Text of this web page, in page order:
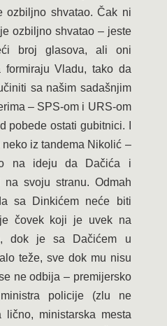
ozbiljno shvatao. Čak ni
ozbiljno shvatao – jeste
broj glasova, ali oni
formiraju Vladu, tako da
sa našim sadašnjim
– SPS-om i URS-om
pobede ostati gubitnici. I
iz tandema Nikolić –
na ideju da Dačića i
na svoju stranu. Odmah
sa Dinkićem neće biti
čovek koji je uvek na
dok je sa Dačićem u
teže, sve dok mu nisu
ne odbija – premijersko
policije (zlu ne
lično, ministarska mesta